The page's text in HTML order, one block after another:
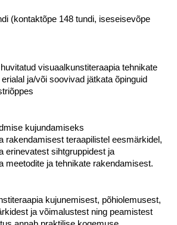
(kontaktõpe 148 tundi, iseseisevõpe
visuaalkunstiteraapia tehnikate
ja/või soovivad jätkata õpinguid
kujundamiseks
rakendamisest teraapilistel eesmärkidel,
erinevatest sihtgruppidest ja
meetodite ja tehnikate rakendamisest.
kujunemisest, põhiolemusest,
ja võimalustest ning peamistest